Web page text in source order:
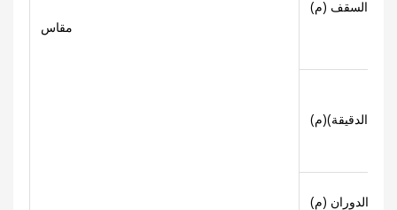
مقاس
إلى السقف (م)
الدقيقة)(م)
قطر الدوران (م)